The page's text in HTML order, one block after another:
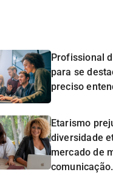
Profissional
para se
preciso
Etarismo
diversidade
mercado de
comunicação.